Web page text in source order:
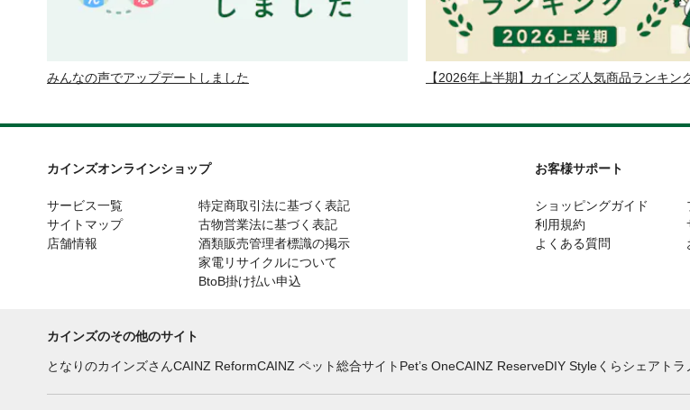
みんなの声でアップデートしました 【2026年上半期】カインズ人気商品ランキン
カインズオンラインショップ
サービス一覧
サイトマップ
店舗情報
特定商取引法に基づく表記
古物営業法に基づく表記
酒類販売管理者標識の掲示
家電リサイクルについて
BtoB掛け払い申込
お客様サポート
ショッピングガイド
利用規約
よくある質問
カインズのその他のサイト
となりのカインズさんCAINZ ReformCAINZ ペット総合サイト Pet’s OneCAINZ ReserveDIY Styleくらシェア トラ